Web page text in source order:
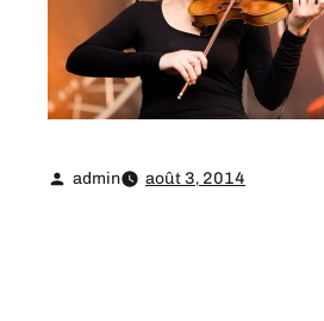
admin août 3, 2014